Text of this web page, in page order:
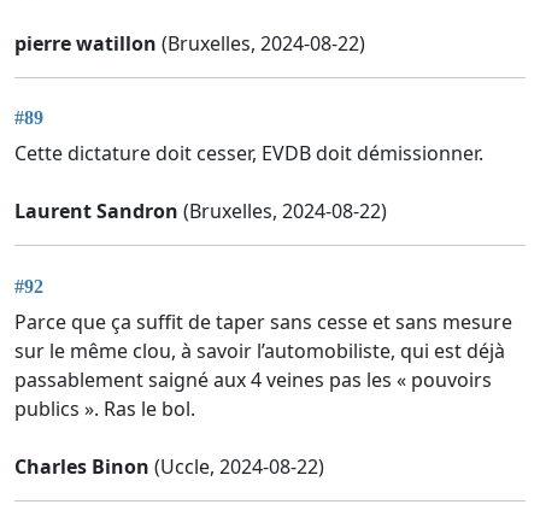
pierre watillon (Bruxelles, 2024-08-22)
#89
Cette dictature doit cesser, EVDB doit démissionner.
Laurent Sandron (Bruxelles, 2024-08-22)
#92
Parce que ça suffit de taper sans cesse et sans mesure
sur le même clou, à savoir l’automobiliste, qui est déjà
passablement saigné aux 4 veines pas les « pouvoirs
publics ». Ras le bol.
Charles Binon (Uccle, 2024-08-22)